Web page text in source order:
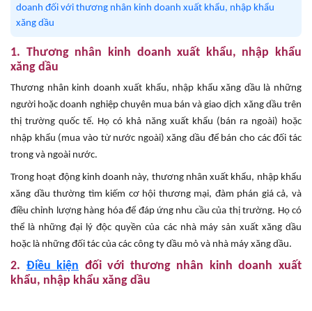
doanh đối với thương nhân kinh doanh xuất khẩu, nhập khẩu
xăng dầu
1. Thương nhân kinh doanh xuất khẩu, nhập khẩu
xăng dầu
Thương nhân kinh doanh xuất khẩu, nhập khẩu xăng dầu là những
người hoặc doanh nghiệp chuyên mua bán và giao dịch xăng dầu trên
thị trường quốc tế. Họ có khả năng xuất khẩu (bán ra ngoài) hoặc
nhập khẩu (mua vào từ nước ngoài) xăng dầu để bán cho các đối tác
trong và ngoài nước.
Trong hoạt động kinh doanh này, thương nhân xuất khẩu, nhập khẩu
xăng dầu thường tìm kiếm cơ hội thương mại, đàm phán giá cả, và
điều chỉnh lượng hàng hóa để đáp ứng nhu cầu của thị trường. Họ có
thể là những đại lý độc quyền của các nhà máy sản xuất xăng dầu
hoặc là những đối tác của các công ty dầu mỏ và nhà máy xăng dầu.
2. Điều kiện đối với thương nhân kinh doanh xuất
khẩu, nhập khẩu xăng dầu